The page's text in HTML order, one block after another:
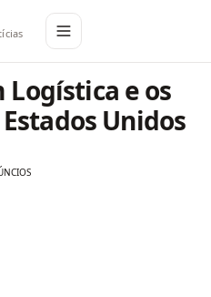
Logística e os
Unidos